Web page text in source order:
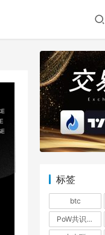
标签
btc
PoW共识机制